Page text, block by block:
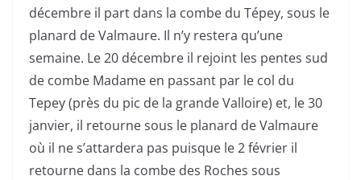
décembre il part dans la combe du Tépey, sous le
planard de Valmaure. Il n’y restera qu’une
semaine. Le 20 décembre il rejoint les pentes sud
de combe Madame en passant par le col du
Tepey (près du pic de la grande Valloire) et, le 30
janvier, il retourne sous le planard de Valmaure
où il ne s’attardera pas puisque le 2 février il
retourne dans la combe des Roches sous